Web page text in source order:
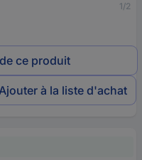
1/2
ce produit
Ajouter à la liste d'achat